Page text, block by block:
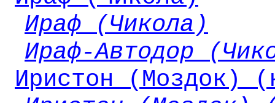
Ираф (Чикола)
Ираф-Автодор
Иристон (Моздок)